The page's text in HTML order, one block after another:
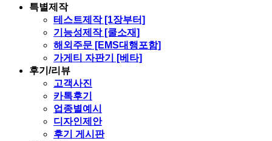
특별제작
테스트제작 [1장부터]
기능성제작 [쿨소재]
해외주문 [EMS대행포함]
가게티 자판기 [베타]
후기/리뷰
고객사진
카톡후기
업종별예시
디자인제안
후기 게시판